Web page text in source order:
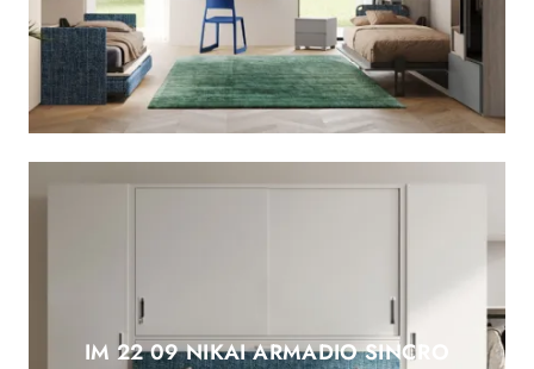
IM 22 09 NIKAI ARMADIO SINCRO